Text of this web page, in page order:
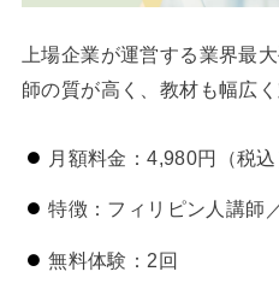
上場企業が運営する業界最
師の質が高く、教材も幅広く
月額料金：4,980円（税
特徴：フィリピン人講師
無料体験：2回